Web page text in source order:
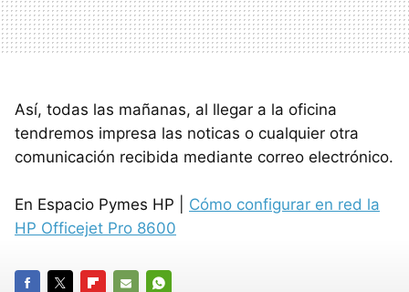
Así, todas las mañanas, al llegar a la oficina
tendremos impresa las noticas o cualquier otra
comunicación recibida mediante correo electrónico.
En Espacio Pymes HP | Cómo configurar en red la
HP Officejet Pro 8600